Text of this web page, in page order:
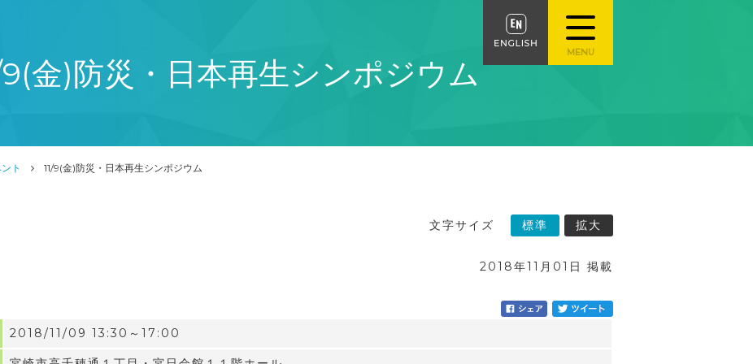
9(金)防災・日本再生シンポジウム
ト 11/9(金)防災・日本再生シンポジウム
2018年11月01日 掲載
2018/11/09 13:30～17:00
文字サイズ 標準 拡大